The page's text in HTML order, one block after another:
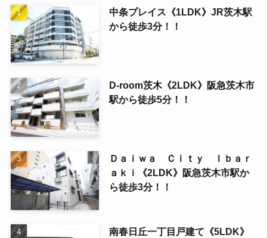
中条プレイス《1LDK》JR茨木駅
から徒歩3分！！
D-room茨木《2LDK》阪急茨木市
駅から徒歩5分！！
Ｄａｉｗａ Ｃｉｔｙ Ｉｂａｒ
ａｋｉ《2LDK》阪急茨木市駅か
ら徒歩3分！！
南春日丘一丁目戸建て《5LDK》